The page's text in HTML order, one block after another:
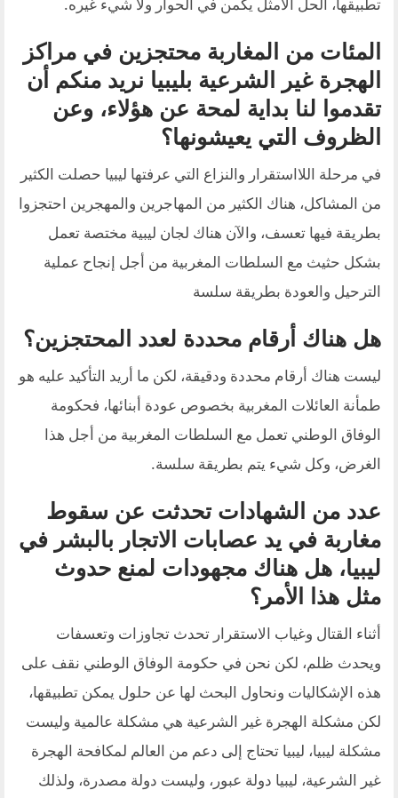
تطبيقها، الحل الأمثل يكمن في الحوار ولا شيء غيره.
المئات من المغاربة محتجزين في مراكز
الهجرة غير الشرعية بليبيا نريد منكم أن
تقدموا لنا بداية لمحة عن هؤلاء، وعن
الظروف التي يعيشونها؟
في مرحلة اللااستقرار والنزاع التي عرفتها ليبيا حصلت الكثير
من المشاكل، هناك الكثير من المهاجرين والمهجرين احتجزوا
بطريقة فيها تعسف، والآن هناك لجان ليبية مختصة تعمل
بشكل حثيث مع السلطات المغربية من أجل إنجاح عملية
الترحيل والعودة بطريقة سلسة
هل هناك أرقام محددة لعدد المحتجزين؟
ليست هناك أرقام محددة ودقيقة، لكن ما أريد التأكيد عليه هو
طمأنة العائلات المغربية بخصوص عودة أبنائها، فحكومة
الوفاق الوطني تعمل مع السلطات المغربية من أجل هذا
الغرض، وكل شيء يتم بطريقة سلسة.
عدد من الشهادات تحدثت عن سقوط
مغاربة في يد عصابات الاتجار بالبشر في
ليبيا، هل هناك مجهودات لمنع حدوث
مثل هذا الأمر؟
أثناء القتال وغياب الاستقرار تحدث تجاوزات وتعسفات
ويحدث ظلم، لكن نحن في حكومة الوفاق الوطني نقف على
هذه الإشكاليات ونحاول البحث لها عن حلول يمكن تطبيقها،
لكن مشكلة الهجرة غير الشرعية هي مشكلة عالمية وليست
مشكلة ليبيا، ليبيا تحتاج إلى دعم من العالم لمكافحة الهجرة
غير الشرعية، ليبيا دولة عبور، وليست دولة مصدرة، ولذلك